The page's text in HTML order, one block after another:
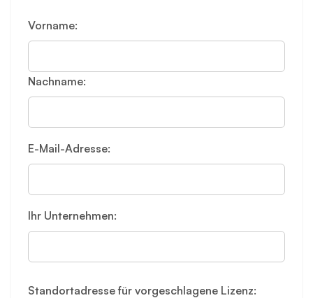
Vorname:
Nachname:
E-Mail-Adresse:
Ihr Unternehmen:
Standortadresse für vorgeschlagene Lizenz: